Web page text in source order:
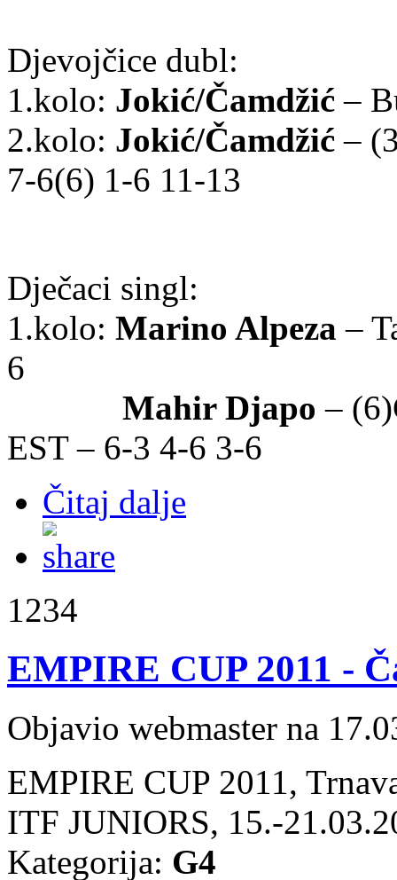
Djevojčice dubl:
1.kolo: Jokić/Čamdžić –
2.kolo: Jokić/Čamdžić –
7-6(6) 1-6 11-13
Dječaci singl:
1.kolo: Marino Alpeza –
6
Mahir Djapo –
EST– 6-3 4-6 3-6
Čitaj dalje
1234
EMPIRE CUP 2011 -
Objavio webmaster na
EMPIRE CUP 2011,
ITF JUNIORS, 15.-
Kategorija: G4